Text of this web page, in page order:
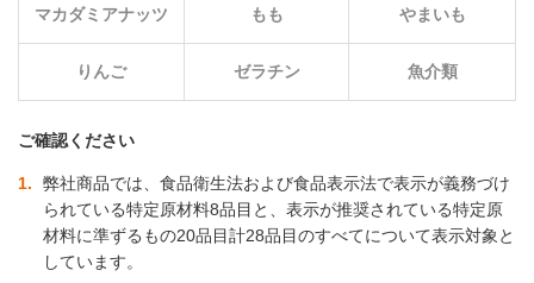
マカダミアナッツ もも やまいも
りんご ゼラチン 魚介類
ご確認ください
1
弊社商品では、食品衛生法および食品表示法で表示が義務づけ
られている特定原材料8品目と、表示が推奨されている特定原
材料に準ずるもの20品目計28品目のすべてについて表示対象と
しています。